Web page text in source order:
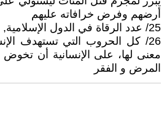
أرضهم وفرض خرافاته عليهم
25/ عدد الرقاة في الدول الإسلامية, يفوق عدد الجن.؟!
26/ كل الحروب التي تستهدف
معنى لها، على الإنسانية أن
المرض و الفقر